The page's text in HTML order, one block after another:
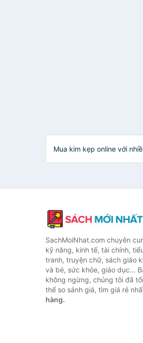
Mua kim kẹp online với
SachMoiNhat.com chuyên
kỹ năng, kinh tế, tài chính,
tranh, truyện chữ, sách giáo
và bé, sức khỏe, giáo dục...
không ngừng, chúng tôi đã
thể so sánh giá, tìm giá rẻ
hàng.